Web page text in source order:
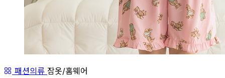
패션의류 잠옷/홈웨어